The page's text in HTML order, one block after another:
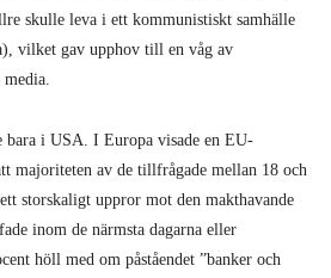
skulle leva i ett kommunistiskt samhälle
vilket gav upphov till en våg av
bara i USA. I Europa visade en EU-
majoriteten av de tillfrågade mellan 18 och
storskaligt uppror mot den makthavande
inom de närmsta dagarna eller
höll med om påståendet ”banker och